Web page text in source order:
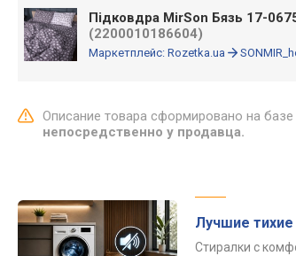
Підковдра MirSon Бязь 17-
(2200010186604)
Маркетплейс: Rozetka.ua
Описание товара сформировано на
непосредственно у продавца.
Лучшие
Стиралки с